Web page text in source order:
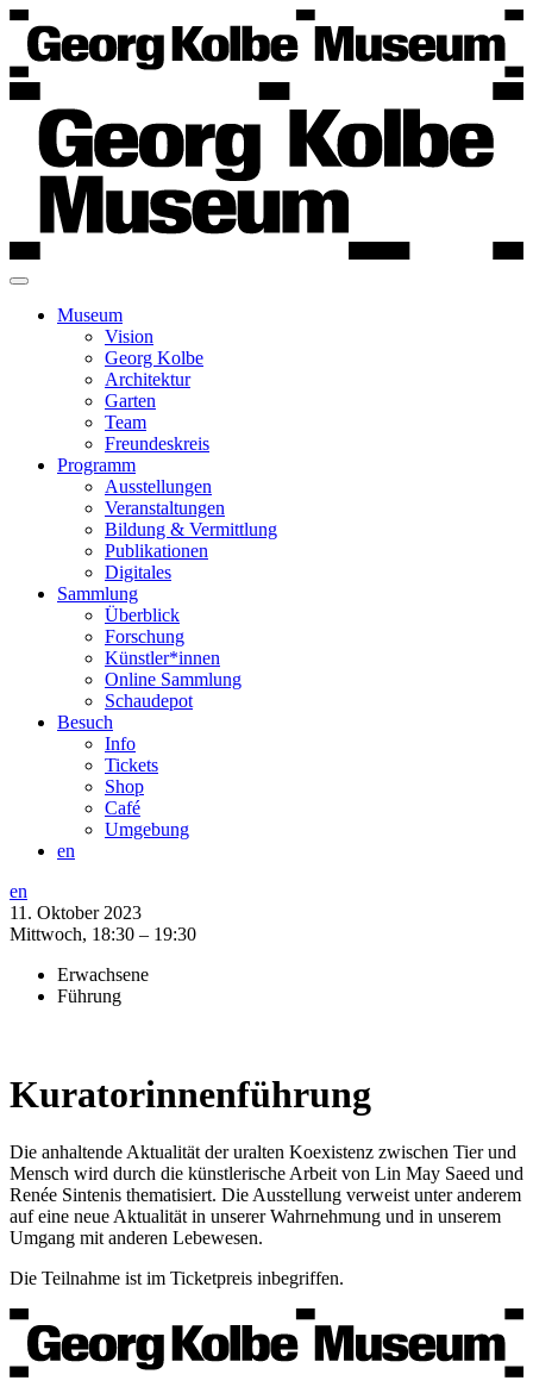
Museum
Vision
Georg Kolbe
Architektur
Garten
Team
Freundeskreis
Programm
Ausstellungen
Veranstaltungen
Bildung & Vermittlung
Publikationen
Digitales
Sammlung
Überblick
Forschung
Künstler*innen
Online Sammlung
Schaudepot
Besuch
Info
Tickets
Shop
Café
Umgebung
en
en
11. Oktober 2023
Mittwoch, 18:30 – 19:30
Erwachsene
Führung
Kuratorinnenführung
Die anhaltende Aktualität der uralten Koexistenz zwischen Tier und
Mensch wird durch die künstlerische Arbeit von Lin May Saeed und
Renée Sintenis thematisiert. Die Ausstellung verweist unter anderem
auf eine neue Aktualität in unserer Wahrnehmung und in unserem
Umgang mit anderen Lebewesen.
Die Teilnahme ist im Ticketpreis inbegriffen.